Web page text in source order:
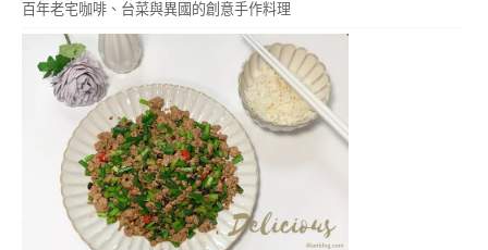
百年老宅咖啡、台菜與異國的創意手作料理